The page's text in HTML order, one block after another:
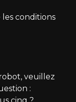
conditions
veuillez
: